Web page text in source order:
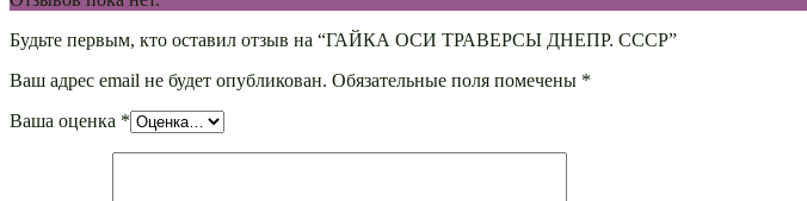
Будьте первым, кто оставил отзыв на “ГАЙКА ОСИ ТРАВЕРСЫ ДНЕПР. СССР”
Ваш адрес email не будет опубликован. Обязательные поля помечены *
Ваша оценка *